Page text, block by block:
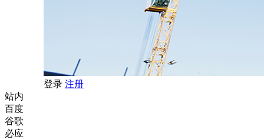
登录 注册
站内
百度
谷歌
必应